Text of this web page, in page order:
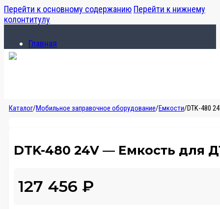
Перейти к основному содержанию Перейти к нижнему
колонтитулу
Главная
Каталог
Каталог/Мобильное заправочное оборудование/Емкости/DTK-480
DTK-480 24V — Емкость для
127 456 ₽